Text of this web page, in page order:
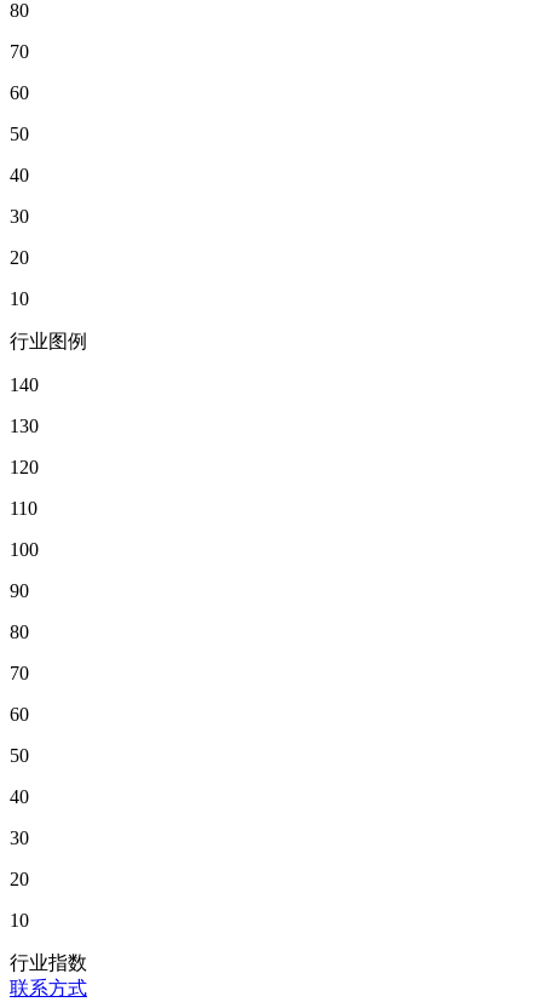
80
70
60
50
40
30
20
10
行业图例
140
130
120
110
100
90
80
70
60
50
40
30
20
10
行业指数
联系方式